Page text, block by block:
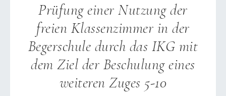
Prüfung einer Nutzung der
freien Klassenzimmer in der
Begerschule durch das IKG mit
dem Ziel der Beschulung eines
weiteren Zuges 5-10